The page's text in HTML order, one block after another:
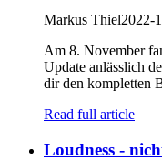
Markus Thiel2022-
Am 8. November
Update anlässlich
dir den kompletten
Read full article
Loudness -